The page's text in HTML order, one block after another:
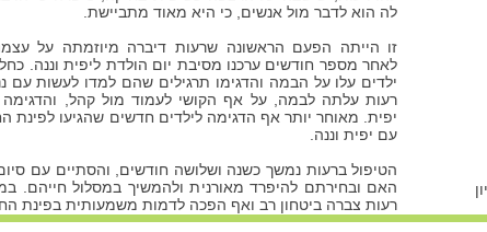
לה הוא לדבר מול אנשים, כי היא מאוד מתביישת.
זו הייתה הפעם הראשונה שרעות דיברה מיוזמתה על
לאחר מספר חודשים ערכנו מסיבת יום הולדת ליפית וננה.
ילדים עלו על הבמה והדגימו תרגילים שהם למדו לעשות עם
רעות עלתה לבמה, על אף הקושי לעמוד מול קהל, והדגימה
יפית. מאוחר יותר אף הדגימה לילדים חדשים שהגיעו לפינת
עם יפית וננה.
הטיפול ברעות נמשך כשנה ושלושה חודשים, והסתיים עם
האם ובחירתם להיפרד מאורנית ולהמשיך במסלול חייהם.
רעות צברה ביטחון רב ואף הפכה לדמות משמעותית בפינת